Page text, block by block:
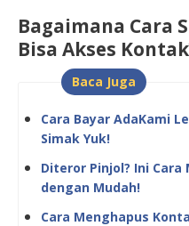
Bagaimana Cara
Bisa Akses
Baca Juga
Cara Bayar AdaKami
Simak Yuk!
Diteror Pinjol? Ini Cara
dengan Mudah!
Cara Menghapus